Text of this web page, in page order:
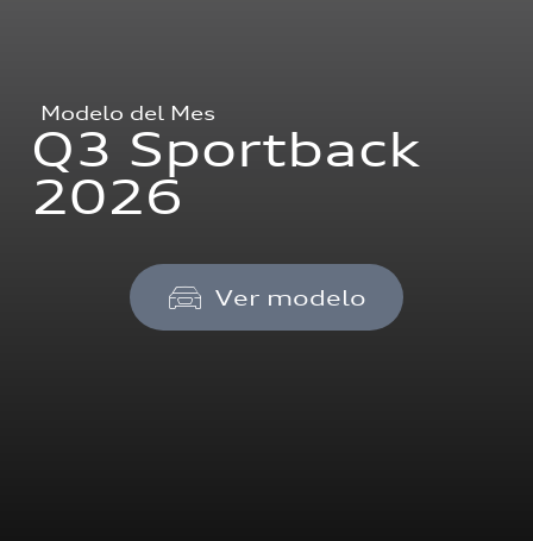
Modelo del Mes
Q3 Sportback
2026
Ver modelo